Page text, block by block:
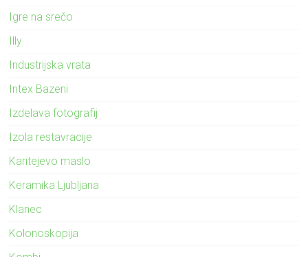
Igre na srečo
Illy
Industrijska vrata
Intex Bazeni
Izdelava fotografij
Izola restavracije
Karitejevo maslo
Keramika Ljubljana
Klanec
Kolonoskopija